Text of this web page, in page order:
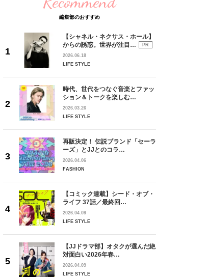
編集部のおすすめ
【シャネル・ネクサス・ホール】
からの誘惑。世界が注目…
PR
2026.06.18
LIFE STYLE
時代、世代をつなぐ音楽とファッ
ション＆トークを楽しむ…
2026.03.26
LIFE STYLE
再販決定！ 伝説ブランド「セーラ
ーズ」とJJとのコラ…
2026.04.06
FASHION
【コミック連載】シード・オブ・
ライフ 37話／最終回…
2026.04.09
LIFE STYLE
【JJドラマ部】オタクが選んだ絶
対面白い2026年春…
2026.04.09
LIFE STYLE